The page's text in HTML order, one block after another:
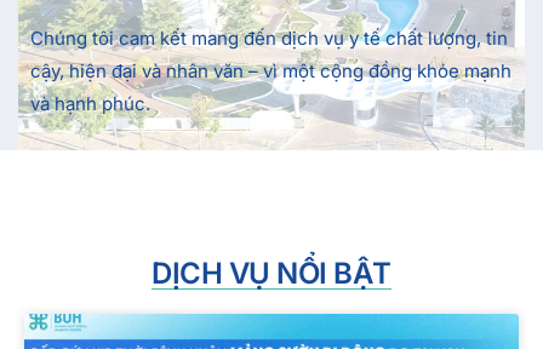
Chúng tôi cam kết mang đến dịch vụ y tế chất lượng, tin
cậy, hiện đại và nhân văn – vì một cộng đồng khỏe mạnh
và hạnh phúc.
DỊCH VỤ NỔI BẬT